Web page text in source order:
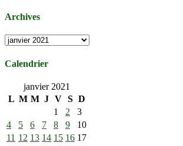
Archives
Archives
Calendrier
janvier 2021
L M M J V S D
1
2
3
4
5 6 7 8 9
10
11 12 13 14 15 16 17